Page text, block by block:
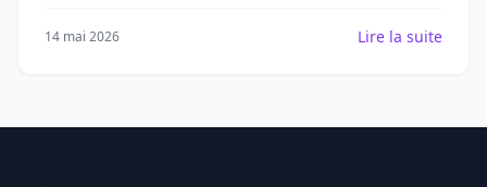
14 mai 2026 Lire la suite